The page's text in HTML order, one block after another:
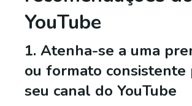
YouTube
1. Atenha-se a uma
ou formato consistente
seu canal do YouTube